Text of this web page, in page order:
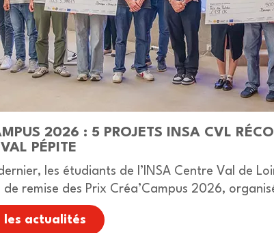
2026 : 5 PROJETS INSA CVL
PÉPITE
les étudiants de l’INSA Centre Val de
de remise des Prix Créa’Campus 2026,
les actualités